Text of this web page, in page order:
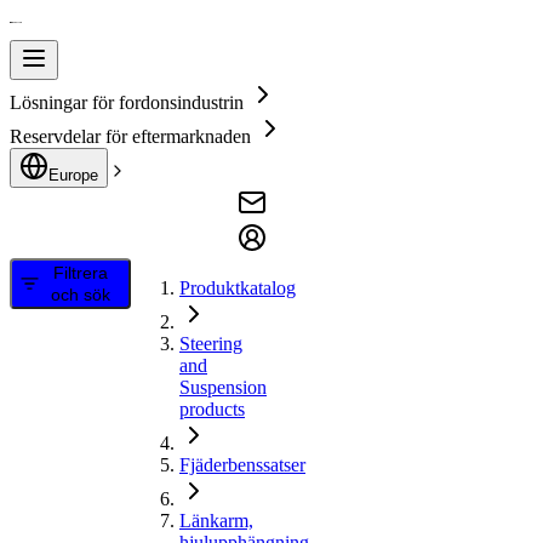
Lösningar för fordonsindustrin
Reservdelar för eftermarknaden
Europe
Filtrera
och sök
Produktkatalog
Steering
and
Suspension
products
Fjäderbenssatser
Länkarm,